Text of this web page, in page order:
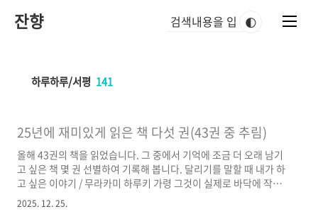
잔향 🌓
하루하루/서평 141
25년에 재미있게 읽은 책 다섯 권(43권 중 추림)
올해 43권의 책을 읽었습니다. 그 중에서 기억에 조금 더 오래 남기
고 싶은 책 몇 권 선별하여 기록해 봅니다. 달리기를 말할 때 내가 하
고 싶은 이야기 / 무라카미 하루키 가령 그것이 실제로 바닥에 작은
구멍이 뚫린 낡은 냄비에 물을 붓는 것과 같은 허망한 일에 지나지
않는다고 해도, 적어도 노력을 했다는 사실은 남는다. 효능이 있든
2025. 12. 25.